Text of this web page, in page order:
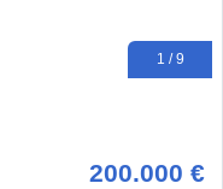
1 / 9
200.000 €